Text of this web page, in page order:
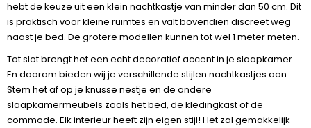
hebt de keuze uit een klein nachtkastje van minder dan 50 cm. Dit
is praktisch voor kleine ruimtes en valt bovendien discreet weg
naast je bed. De grotere modellen kunnen tot wel 1 meter meten.
Tot slot brengt het een echt decoratief accent in je slaapkamer.
En daarom bieden wij je verschillende stijlen nachtkastjes aan.
Stem het af op je knusse nestje en de andere
slaapkamermeubels zoals het bed, de kledingkast of de
commode. Elk interieur heeft zijn eigen stijl! Het zal gemakkelijk